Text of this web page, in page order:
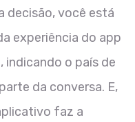
decisão, você está
experiência do app
indicando o país de
da conversa. E,
faz a